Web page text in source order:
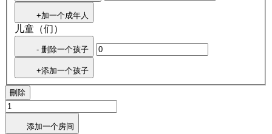
+加一个成年人
儿童（们）
- 删除一个孩子
+添加一个孩子
刪除
添加一个房间